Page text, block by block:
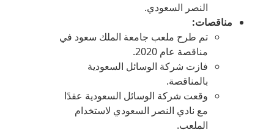
النصر السعودي.
مناقصات:
تم طرح ملعب جامعة الملك سعود في
مناقصة عام 2020.
فازت شركة الوسائل السعودية
بالمناقصة.
وقعت شركة الوسائل السعودية عقدًا
مع نادي النصر السعودي لاستخدام
الملعب.